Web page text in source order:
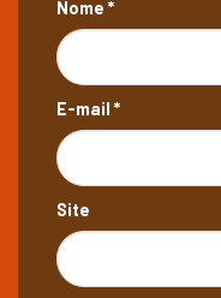
Nome *
E-mail *
Site